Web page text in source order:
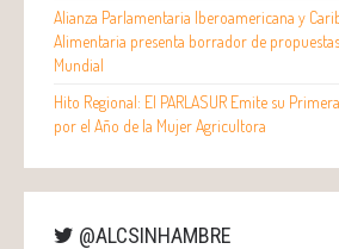
Alianza Parlamentaria Iberoamericana y
Alimentaria presenta borrador de
Mundial
Hito Regional: El PARLASUR Emite su
por el Año de la Mujer Agricultora
@ALCSINHAMBRE